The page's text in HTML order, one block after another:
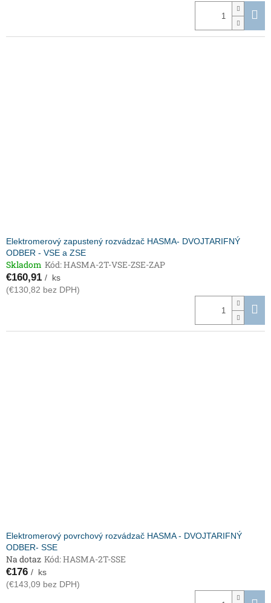
Elektromerový zapustený rozvádzač HASMA- DVOJTARIFNÝ
ODBER - VSE a ZSE
Skladom Kód:HASMA-2T-VSE-ZSE-ZAP
€160,91 / ks
(€130,82 bez DPH)
Elektromerový povrchový rozvádzač HASMA - DVOJTARIFNÝ
ODBER- SSE
Na dotaz Kód:HASMA-2T-SSE
€176 / ks
(€143,09 bez DPH)